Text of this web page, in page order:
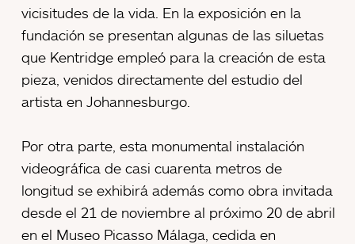
vicisitudes de la vida. En la exposición en la
fundación se presentan algunas de las siluetas
que Kentridge empleó para la creación de esta
pieza, venidos directamente del estudio del
artista en Johannesburgo.
Por otra parte, esta monumental instalación
videográfica de casi cuarenta metros de
longitud se exhibirá además como obra invitada
desde el 21 de noviembre al próximo 20 de abril
en el Museo Picasso Málaga, cedida en